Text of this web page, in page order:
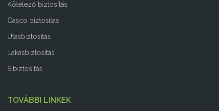
Kötelező biztosítás
Casco biztosítás
Utasbiztosítás
Lakásbiztosítás
Síbiztosítás
TOVÁBBI LINKEK